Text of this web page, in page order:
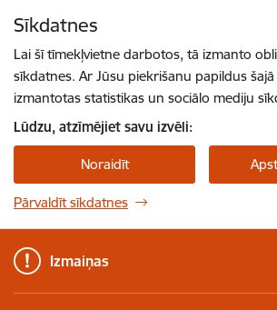
Sīkdatnes
Lai šī tīmekļvietne darbotos, tā izmanto
sīkdatnes. Ar Jūsu piekrišanu papildus
izmantotas statistikas un sociālo mediju
Lūdzu, atzīmējiet savu izvēli:
Noraidīt
Pārvaldīt sīkdatnes
Izmaiņas